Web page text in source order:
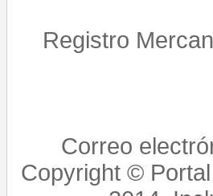
Registro
Correo
Copyright ©